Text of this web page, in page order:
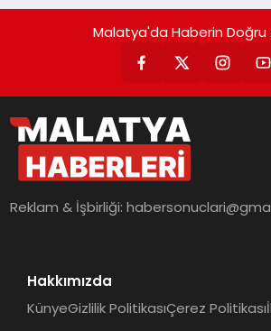
Malatya'da Haberin Doğru
Reklam & İşbirliği:
Hakkımızda
KünyeGizlilik PolitikasıÇerez Politikası